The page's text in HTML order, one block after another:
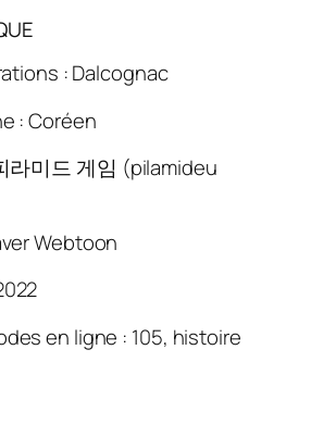
: Dalcognac
: Coréen
라미드 게임 (pilamideu
Webtoon
en ligne : 105, histoire